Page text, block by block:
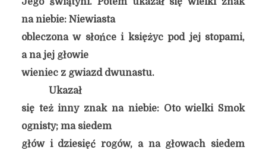
na niebie: Niewiasta
obleczona w słońce i księżyc pod jej stopami,
a na jej głowie
wieniec z gwiazd dwunastu.
Ukazał
się też inny znak na niebie: Oto wielki Smok
ognisty; ma siedem
głów i dziesięć rogów, a na głowach siedem